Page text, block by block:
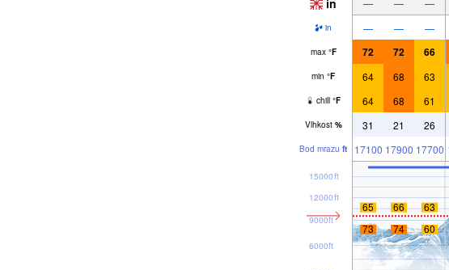
in — — —
in — — —
max °F 72 72 66
min °F 64 68 63
chill °F 64 68 61
Vlhkost % 31 21 26
Bod mrazu ft 17100 17900 17700
6000ft
9000ft
12000ft
15000ft
65 66 63
73
74 60